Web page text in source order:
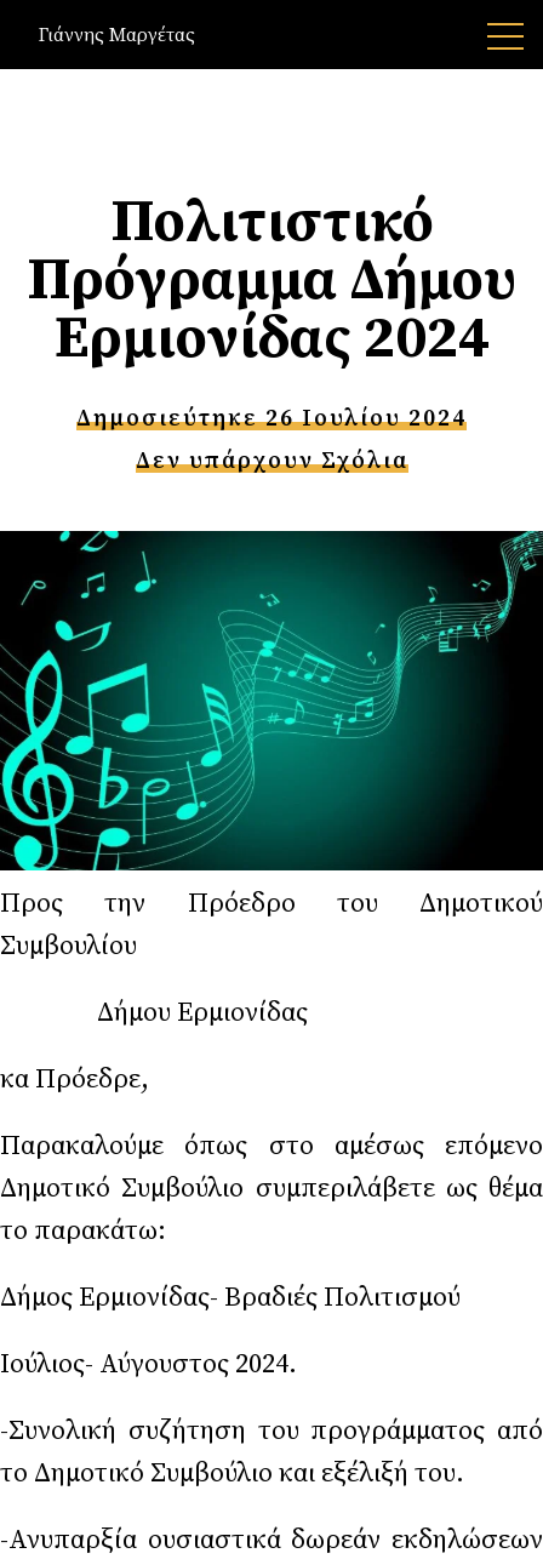
Γιάννης Μαργέτας
Πολιτιστικό
Πρόγραμμα Δήμου
Ερμιονίδας 2024
Δημοσιεύτηκε 26 Ιουλίου 2024
Δεν υπάρχουν Σχόλια
Προς την Πρόεδρο του Δημοτικού
Συμβουλίου
Δήμου Ερμιονίδας
κα Πρόεδρε,
Παρακαλούμε όπως στο αμέσως επόμενο
Δημοτικό Συμβούλιο συμπεριλάβετε ως θέμα
το παρακάτω:
Δήμος Ερμιονίδας- Βραδιές Πολιτισμού
Ιούλιος- Αύγουστος 2024.
-Συνολική συζήτηση του προγράμματος από
το Δημοτικό Συμβούλιο και εξέλιξή του.
-Ανυπαρξία ουσιαστικά δωρεάν εκδηλώσεων